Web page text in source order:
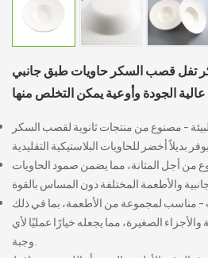
تفل قصب السكر حاويات طبق جانبي
عالية الجودة وأوعية يمكن التخلص منها
- مصنوع من منتجات ثانوية لقصب السكر
من أجل المتانة، مما يضمن صمود الحاويات
- مناسب لمجموعة من الأطعمة، بما في ذلك
الصغيرة، مما يجعله خيارًا عمليًا لأي